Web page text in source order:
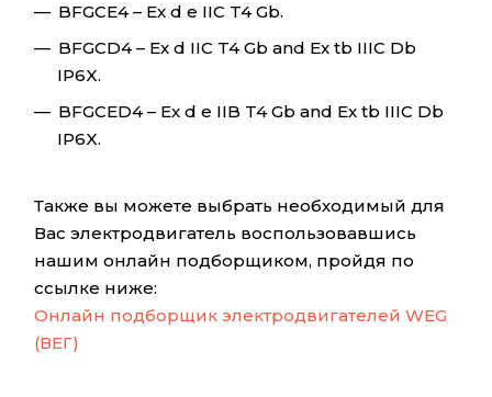
BFGCE4 – Ex d e IIC T4 Gb.
BFGCD4 – Ex d IIC T4 Gb and Ex tb IIIC Db
IP6X.
BFGCED4 – Ex d e IIB T4 Gb and Ex tb IIIC Db
IP6X.
Также вы можете выбрать необходимый для
Вас электродвигатель воспользовавшись
нашим онлайн подборщиком, пройдя по
ссылке ниже:
Онлайн подборщик электродвигателей WEG
(ВЕГ)